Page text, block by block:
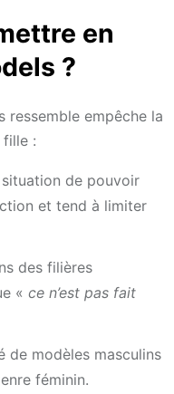
en
?
ressemble empêche la
fille :
de pouvoir
et tend à limiter
des filières
« ce n’est pas fait
de modèles masculins
féminin.